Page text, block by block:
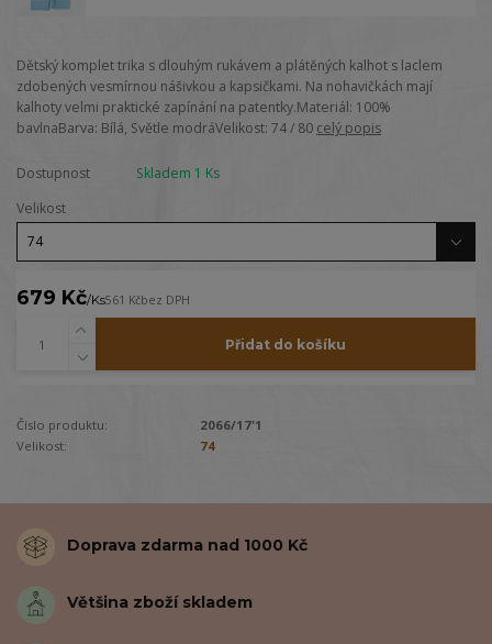
Dětský komplet trika s dlouhým rukávem a plátěných kalhot s laclem
zdobených vesmírnou nášivkou a kapsičkami. Na nohavičkách mají
kalhoty velmi praktické zapínání na patentky.Materiál: 100%
bavlnaBarva: Bílá, Světle modráVelikost: 74 / 80 celý popis
Dostupnost
Skladem 1 Ks
Velikost
679 Kč/Ks561 Kčbez DPH
Přidat do košíku
Číslo produktu:
2066/17'1
Velikost:
74
Doprava zdarma nad 1000 Kč
Většina zboží skladem